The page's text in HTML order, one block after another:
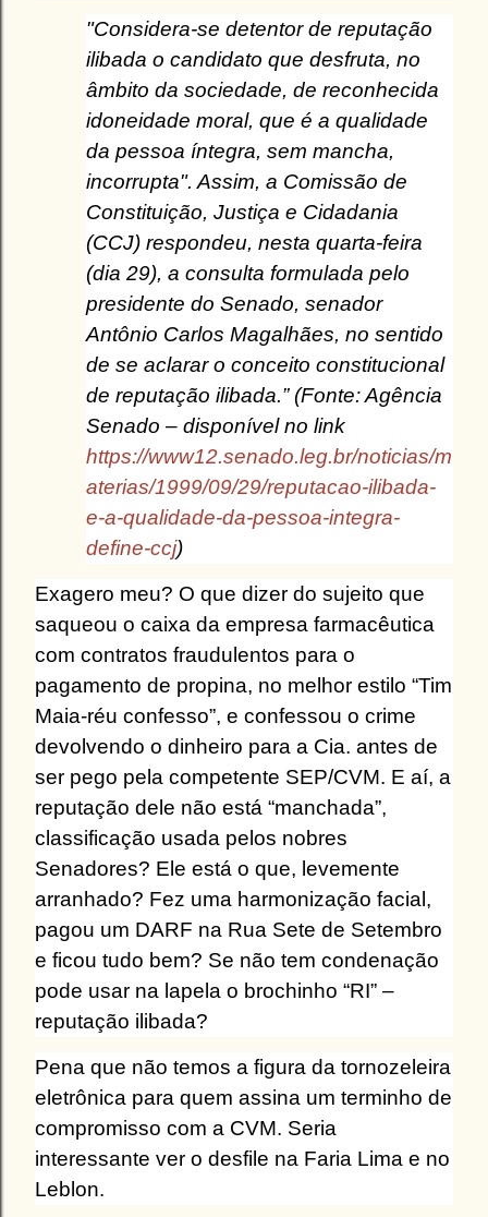
"Considera-se detentor de reputação
ilibada o candidato que desfruta, no
âmbito da sociedade, de reconhecida
idoneidade moral, que é a qualidade
da pessoa íntegra, sem mancha,
incorrupta". Assim, a Comissão de
Constituição, Justiça e Cidadania
(CCJ) respondeu, nesta quarta-feira
(dia 29), a consulta formulada pelo
presidente do Senado, senador
Antônio Carlos Magalhães, no sentido
de se aclarar o conceito constitucional
de reputação ilibada.” (Fonte: Agência
Senado – disponível no link
https://www12.senado.leg.br/noticias/m
aterias/1999/09/29/reputacao-ilibada-
e-a-qualidade-da-pessoa-integra-
define-ccj)
Exagero meu? O que dizer do sujeito que
saqueou o caixa da empresa farmacêutica
com contratos fraudulentos para o
pagamento de propina, no melhor estilo “Tim
Maia-réu confesso”, e confessou o crime
devolvendo o dinheiro para a Cia. antes de
ser pego pela competente SEP/CVM. E aí, a
reputação dele não está “manchada”,
classificação usada pelos nobres
Senadores? Ele está o que, levemente
arranhado? Fez uma harmonização facial,
pagou um DARF na Rua Sete de Setembro
e ficou tudo bem? Se não tem condenação
pode usar na lapela o brochinho “RI” –
reputação ilibada?
Pena que não temos a figura da tornozeleira
eletrônica para quem assina um terminho de
compromisso com a CVM. Seria
interessante ver o desfile na Faria Lima e no
Leblon.